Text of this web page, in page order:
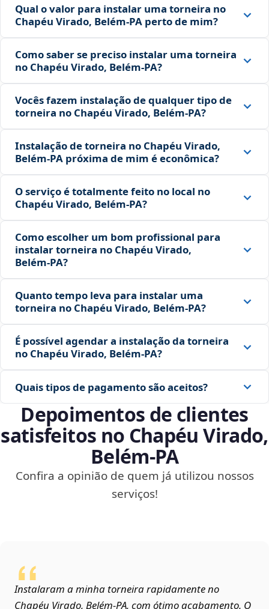
Qual o valor para instalar uma torneira no
Chapéu Virado, Belém‑PA perto de mim?
Como saber se preciso instalar uma torneira
no Chapéu Virado, Belém‑PA?
Vocês fazem instalação de qualquer tipo de
torneira no Chapéu Virado, Belém‑PA?
Instalação de torneira no Chapéu Virado,
Belém‑PA próxima de mim é econômica?
O serviço é totalmente feito no local no
Chapéu Virado, Belém‑PA?
Como escolher um bom profissional para
instalar torneira no Chapéu Virado,
Belém‑PA?
Quanto tempo leva para instalar uma
torneira no Chapéu Virado, Belém‑PA?
É possível agendar a instalação da torneira
no Chapéu Virado, Belém‑PA?
Quais tipos de pagamento são aceitos?
Depoimentos de clientes
satisfeitos no Chapéu Virado,
Belém‑PA
Confira a opinião de quem já utilizou nossos
serviços!
Instalaram a minha torneira rapidamente no
Chapéu Virado, Belém‑PA, com ótimo acabamento. O